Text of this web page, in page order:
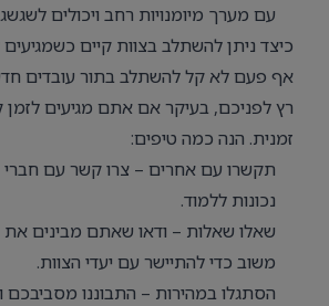
עם מערך מיומנויות רחב ויכולים
כיצד ניתן להשתלב בצוות קיים
אף פעם לא קל להשתלב בתור עובדים
רץ לפניכם, בעיקר אם אתם מגיעים לזמן
זמנית. הנה כמה טיפים:
תקשרו עם אחרים – צרו קשר עם חברי
נכונות ללמוד.
שאלו שאלות – ודאו שאתם מבינים את
משוב כדי להתיישר עם יעדי הצוות.
הסתגלו במהירות – התבוננו מסביבכם